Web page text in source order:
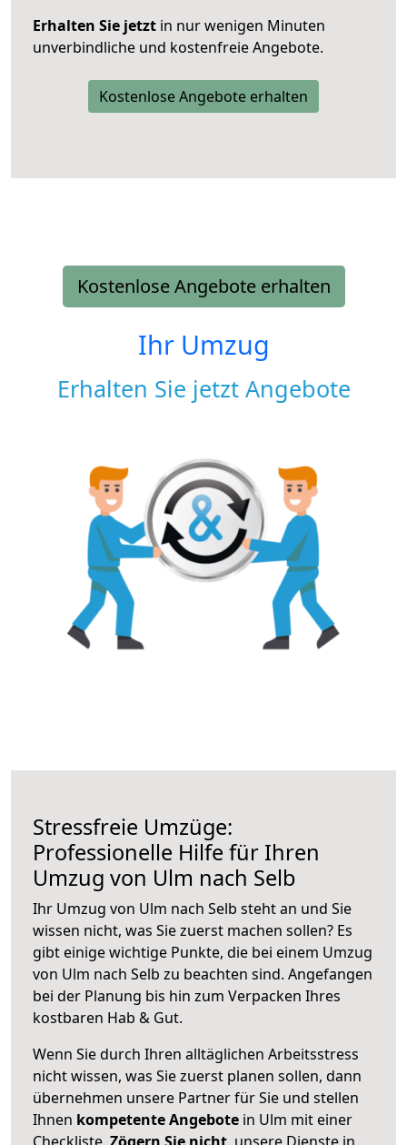
Erhalten Sie jetzt in nur wenigen Minuten
unverbindliche und kostenfreie Angebote.
Kostenlose Angebote erhalten
Kostenlose Angebote erhalten
Ihr Umzug
Erhalten Sie jetzt Angebote
Stressfreie Umzüge:
Professionelle Hilfe für Ihren
Umzug von Ulm nach Selb
Ihr Umzug von Ulm nach Selb steht an und Sie
wissen nicht, was Sie zuerst machen sollen? Es
gibt einige wichtige Punkte, die bei einem Umzug
von Ulm nach Selb zu beachten sind. Angefangen
bei der Planung bis hin zum Verpacken Ihres
kostbaren Hab & Gut.
Wenn Sie durch Ihren alltäglichen Arbeitsstress
nicht wissen, was Sie zuerst planen sollen, dann
übernehmen unsere Partner für Sie und stellen
Ihnen kompetente Angebote in Ulm mit einer